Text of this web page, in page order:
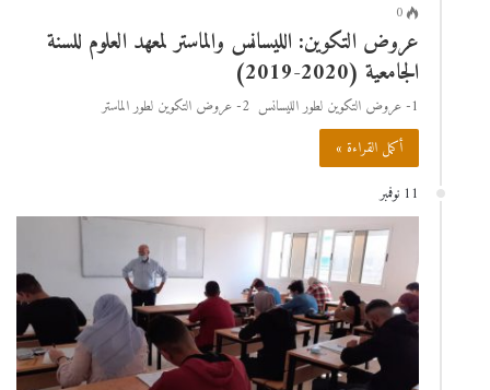
0
عروض التكوين: الليسانس والماستر لمعهد العلوم للسنة
الجامعية (2020-2019)
1- عروض التكوين لطور الليسانس 2- عروض التكوين لطور الماستر
أكمل القراءة »
11 نوفمبر